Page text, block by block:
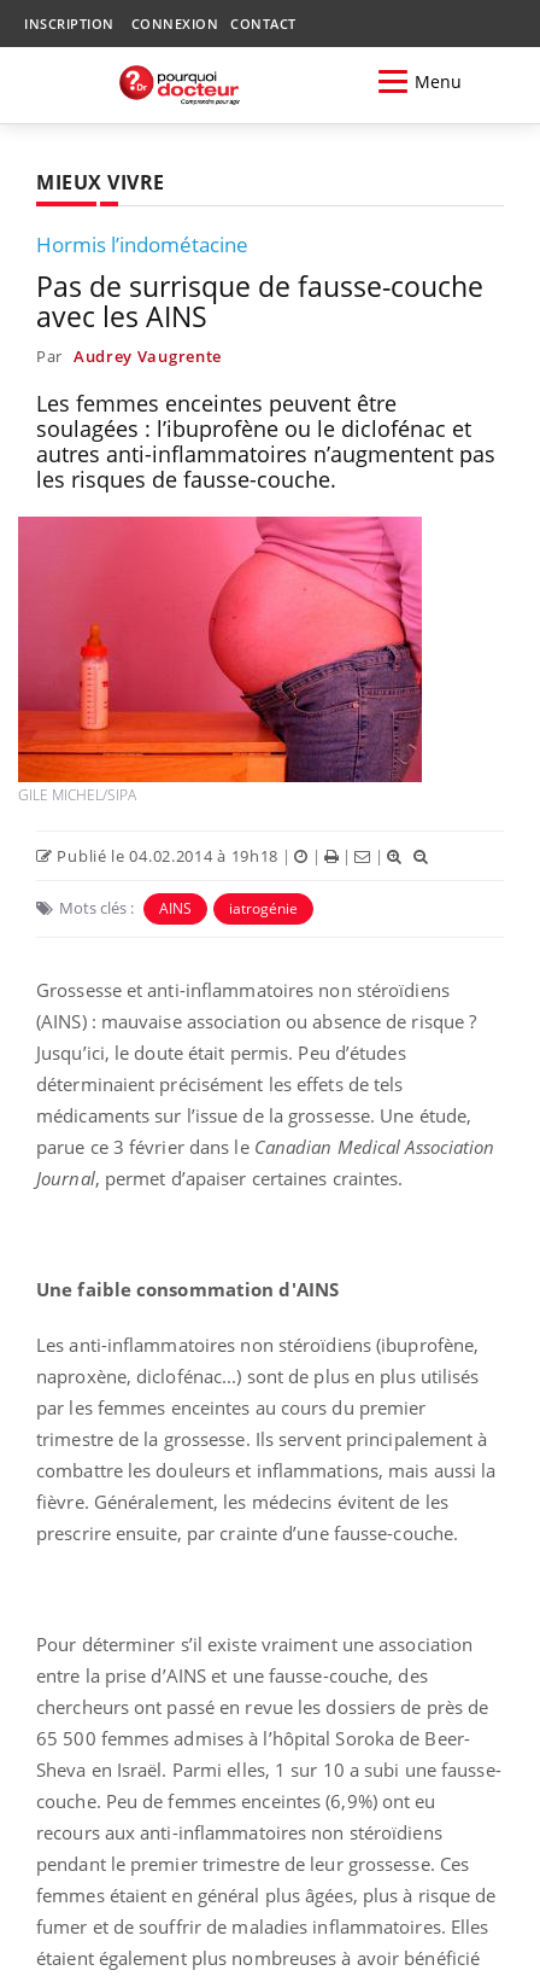
INSCRIPTION CONNEXION CONTACT
Menu
MIEUX VIVRE
Hormis l’indométacine
Pas de surrisque de fausse-couche
avec les AINS
Par Audrey Vaugrente
Les femmes enceintes peuvent être
soulagées : l’ibuprofène ou le diclofénac et
autres anti-inflammatoires n’augmentent pas
les risques de fausse-couche.
GILE MICHEL/SIPA
Publié le 04.02.2014 à 19h18 | | | |
Mots clés : AINS iatrogénie
Grossesse et anti-inflammatoires non stéroïdiens
(AINS) : mauvaise association ou absence de risque ?
Jusqu’ici, le doute était permis. Peu d’études
déterminaient précisément les effets de tels
médicaments sur l’issue de la grossesse. Une étude,
parue ce 3 février dans le Canadian Medical Association
Journal, permet d’apaiser certaines craintes.
Une faible consommation d'AINS
Les anti-inflammatoires non stéroïdiens (ibuprofène,
naproxène, diclofénac...) sont de plus en plus utilisés
par les femmes enceintes au cours du premier
trimestre de la grossesse. Ils servent principalement à
combattre les douleurs et inflammations, mais aussi la
fièvre. Généralement, les médecins évitent de les
prescrire ensuite, par crainte d’une fausse-couche.
Pour déterminer s’il existe vraiment une association
entre la prise d’AINS et une fausse-couche, des
chercheurs ont passé en revue les dossiers de près de
65 500 femmes admises à l’hôpital Soroka de Beer-
Sheva en Israël. Parmi elles, 1 sur 10 a subi une fausse-
couche. Peu de femmes enceintes (6,9%) ont eu
recours aux anti-inflammatoires non stéroïdiens
pendant le premier trimestre de leur grossesse. Ces
femmes étaient en général plus âgées, plus à risque de
fumer et de souffrir de maladies inflammatoires. Elles
étaient également plus nombreuses à avoir bénéficié